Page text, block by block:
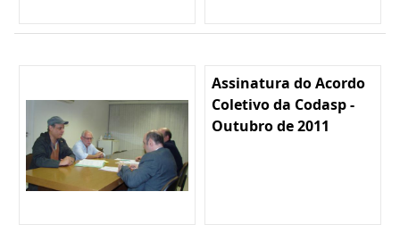
Assinatura do Acordo
Coletivo da Codasp -
Outubro de 2011